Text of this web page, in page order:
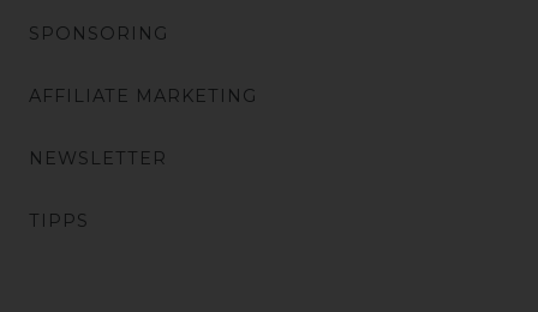
SPONSORING
AFFILIATE MARKETING
NEWSLETTER
TIPPS